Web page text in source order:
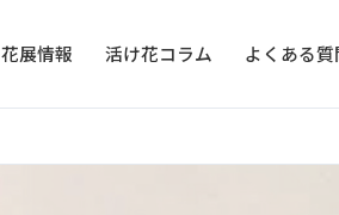
花展情報 活け花コラム よくある質